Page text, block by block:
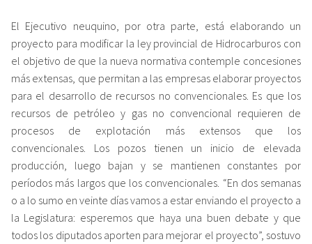
El Ejecutivo neuquino, por otra parte, está elaborando un
proyecto para modificar la ley provincial de Hidrocarburos con
el objetivo de que la nueva normativa contemple concesiones
más extensas, que permitan a las empresas elaborar proyectos
para el desarrollo de recursos no convencionales. Es que los
recursos de petróleo y gas no convencional requieren de
procesos de explotación más extensos que los
convencionales. Los pozos tienen un inicio de elevada
producción, luego bajan y se mantienen constantes por
períodos más largos que los convencionales. “En dos semanas
o a lo sumo en veinte días vamos a estar enviando el proyecto a
la Legislatura: esperemos que haya una buen debate y que
todos los diputados aporten para mejorar el proyecto”, sostuvo